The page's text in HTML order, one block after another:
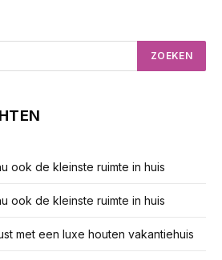
ook de kleinste ruimte in huis
ook de kleinste ruimte in huis
met een luxe houten vakantiehuis